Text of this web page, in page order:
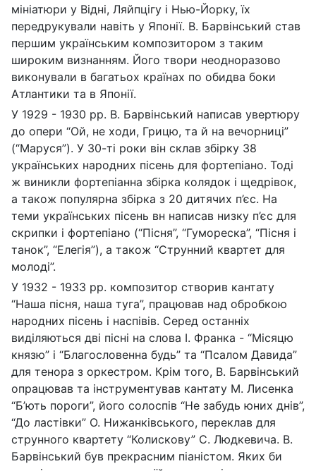
мініатюри у Відні, Ляйпцігу і Нью-Йорку, їх
передрукували навіть у Японії. В. Барвінський став
першим українським композитором з таким
широким визнанням. Його твори неодноразово
виконували в багатьох країнах по обидва боки
Атлантики та в Японії.
У 1929 - 1930 рр. В. Барвінський написав увертюру
до опери “Ой, не ходи, Грицю, та й на вечорниці”
(“Маруся”). У 30-ті роки він склав збірку 38
українських народних пісень для фортепіано. Тоді
ж виникли фортепіанна збірка колядок і щедрівок,
а також популярна збірка з 20 дитячих п’єс. На
теми українських пісень вн написав низку п’єс для
скрипки і фортепіано (“Пісня”, “Гумореска”, “Пісня і
танок”, “Елегія”), а також “Струнний квартет для
молоді”.
У 1932 - 1933 рр. композитор створив кантату
“Наша пісня, наша туга”, працював над обробкою
народних пісень і наспівів. Серед останніх
виділяються дві пісні на слова І. Франка - “Місяцю
князю” і “Благословенна будь” та “Псалом Давида”
для тенора з оркестром. Крім того, В. Барвінський
опрацював та інструментував кантату М. Лисенка
“Б’ють пороги”, його солоспів “Не забудь юних днів”,
“До ластівки” О. Нижанківського, переклав для
струнного квартету “Колискову” С. Людкевича. В.
Барвінський був прекрасним піаністом. Яких би